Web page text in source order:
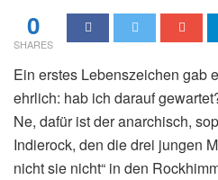
0
SHARES
Ein erstes Lebenszeichen gab
ehrlich: hab ich darauf
Ne, dafür ist der anarchisch,
Indierock, den die drei jungen
nicht sie nicht“ in den